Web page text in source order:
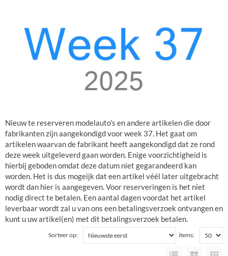
Nieuw te reserveren modelauto's en andere artikelen die door
fabrikanten zijn aangekondigd voor week 37. Het gaat om
artikelen waarvan de fabrikant heeft aangekondigd dat ze rond
deze week uitgeleverd gaan worden. Enige voorzichtigheid is
hierbij geboden omdat deze datum niet gegarandeerd kan
worden. Het is dus mogeijk dat een artikel véél later uitgebracht
wordt dan hier is aangegeven. Voor reserveringen is het niet
nodig direct te betalen. Een aantal dagen voordat het artikel
leverbaar wordt zal u van ons een betalingsverzoek ontvangen en
kunt u uw artikel(en) met dit betalingsverzoek betalen.
Sorteer op: items: